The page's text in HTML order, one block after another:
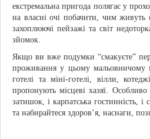
екстремальна пригода полягає у
на власні очі побачити, чим
захоплюючі пейзажі та світ
зйомок.
Якщо ви вже подумки “смакуєте”
проживання у цьому мальовничому
готелі та міні-готелі, вілли,
пропонують місцеві хазяї.
затишок, і карпатська гостинність,
та набирайтеся здоров’я, наснаги,